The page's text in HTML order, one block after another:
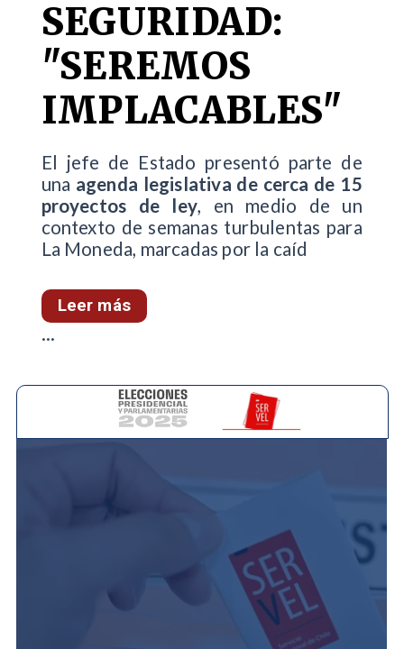
SEGURIDAD:
"SEREMOS
IMPLACABLES"
El jefe de Estado presentó parte de
una agenda legislativa de cerca de 15
proyectos de ley, en medio de un
contexto de semanas turbulentas para
La Moneda, marcadas por la caíd
Leer más
...